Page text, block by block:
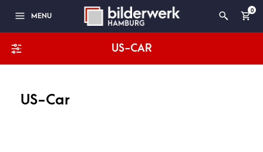
MENU
0
US-CAR
US-Car